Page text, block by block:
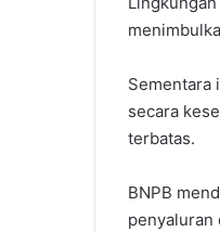
Sementara
secara
terbatas.
BNPB
penyaluran